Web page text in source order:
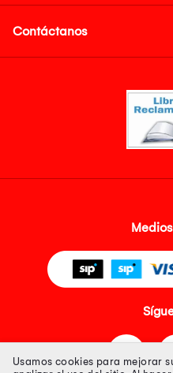
Contáctanos
Usamos cookies para mejorar